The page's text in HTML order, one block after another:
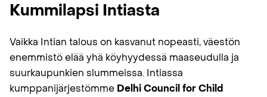
Kummilapsi Intiasta
Vaikka Intian talous on kasvanut nopeasti, väestön
enemmistö elää yhä köyhyydessä maaseudulla ja
suurkaupunkien slummeissa. Intiassa
kumppanijärjestömme Delhi Council for Child